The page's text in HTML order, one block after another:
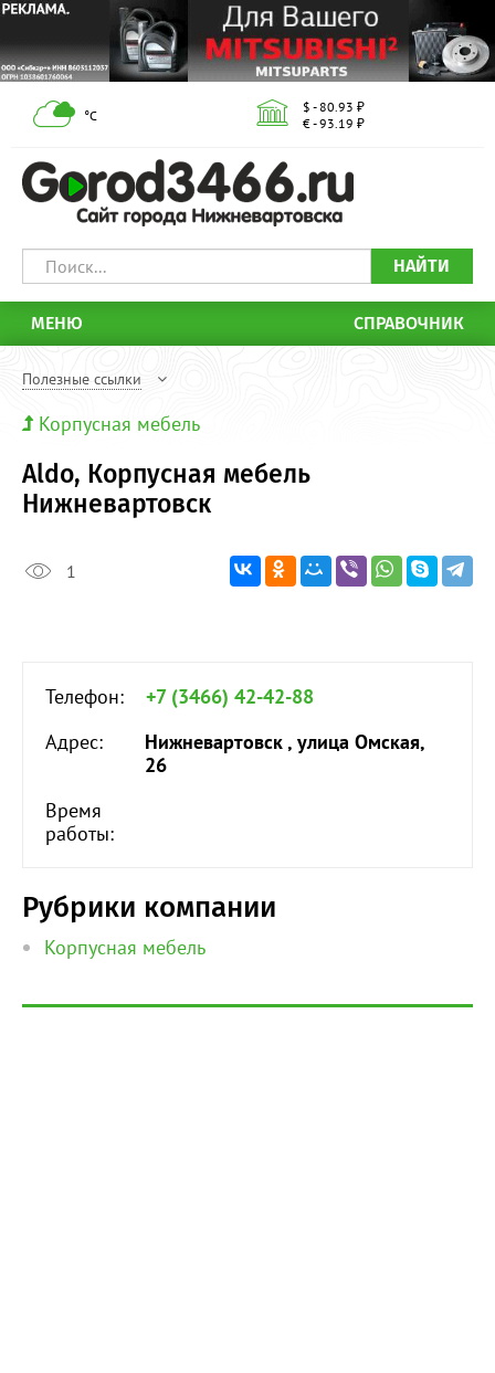
°С
$ - 80.93 ₽
€ - 93.19 ₽
НАЙТИ
МЕНЮ СПРАВОЧНИК
Полезные ссылки
Корпусная мебель
Aldo, Корпусная мебель
Нижневартовск
1
Телефон:
+7 (3466) 42-42-88
Адрес:
Нижневартовск , улица Омская,
26
Время
работы:
Рубрики компании
Корпусная мебель